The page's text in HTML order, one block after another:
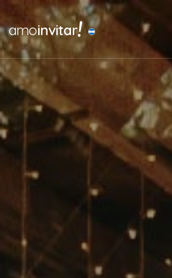
amoinvitar!